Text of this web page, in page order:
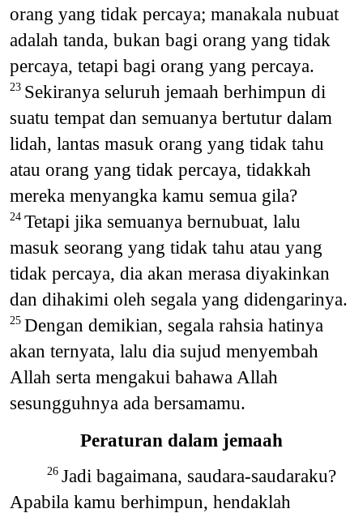
orang yang tidak percaya; manakala nubuat
adalah tanda, bukan bagi orang yang tidak
percaya, tetapi bagi orang yang percaya.
23 Sekiranya seluruh jemaah berhimpun di
suatu tempat dan semuanya bertutur dalam
lidah, lantas masuk orang yang tidak tahu
atau orang yang tidak percaya, tidakkah
mereka menyangka kamu semua gila?
24 Tetapi jika semuanya bernubuat, lalu
masuk seorang yang tidak tahu atau yang
tidak percaya, dia akan merasa diyakinkan
dan dihakimi oleh segala yang didengarinya.
25 Dengan demikian, segala rahsia hatinya
akan ternyata, lalu dia sujud menyembah
Allah serta mengakui bahawa Allah
sesungguhnya ada bersamamu.
Peraturan dalam jemaah
26 Jadi bagaimana, saudara-saudaraku?
Apabila kamu berhimpun, hendaklah